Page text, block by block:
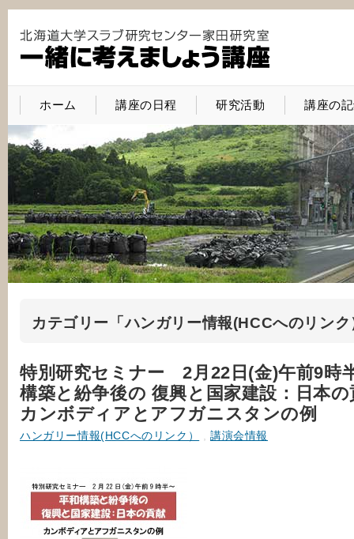
ホーム 講座の日程 研究活動 講座の
カテゴリー「ハンガリー情報(HCCへのリンク
特別研究セミナー 2月22日(金)午前9時
構築と紛争後の 復興と国家建設：日本の
カンボディアとアフガニスタンの例
ハンガリー情報(HCCへのリンク） ,講演会情報